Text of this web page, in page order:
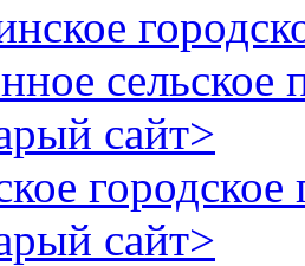
сельское
сайт>
городское
сайт>